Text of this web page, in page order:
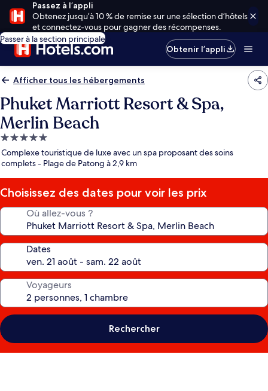
Passez à l’appli
Obtenez jusqu’à 10 % de remise sur une sélection d’hôtels
et connectez-vous pour gagner des récompenses.
Passer à la section principale
Obtenir l’appli
Afficher tous les hébergements
Phuket Marriott Resort & Spa,
Merlin Beach
Hébergement
5.0 étoiles
Complexe touristique de luxe avec un spa proposant des soins
complets - Plage de Patong à 2,9 km
Choisissez des dates pour voir les prix
Où allez-vous ?
Dates
Voyageurs
Rechercher